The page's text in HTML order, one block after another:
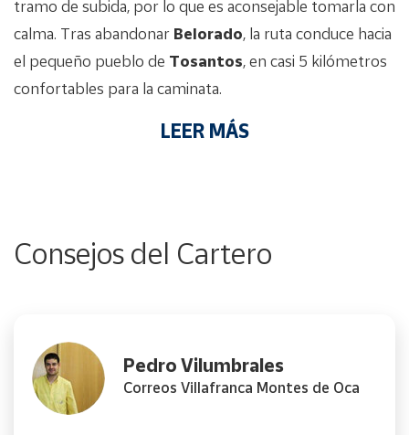
tramo de subida, por lo que es aconsejable tomarla con
calma. Tras abandonar Belorado, la ruta conduce hacia
el pequeño pueblo de Tosantos, en casi 5 kilómetros
confortables para la caminata.
LEER MÁS
Consejos del Cartero
Pedro Vilumbrales
Correos Villafranca Montes de Oca